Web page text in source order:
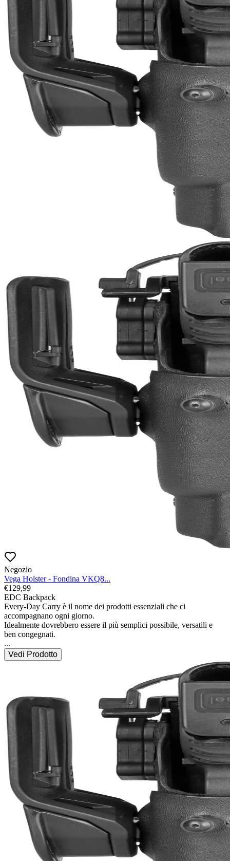
Negozio
Vega Holster - Fondina VKQ8...
€129,99
EDC Backpack
Every-Day Carry è il nome dei prodotti essenziali che ci
accompagnano ogni giorno.
Idealmente dovrebbero essere il più semplici possibile, versatili e
...
Vedi Prodotto